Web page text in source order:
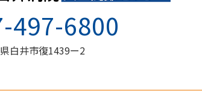
497-6800
白井市復1439ー2